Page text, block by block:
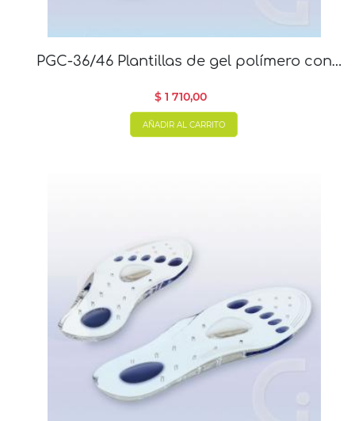
PGC-36/46 Plantillas de gel polímero con
$ 1 710,00
AÑADIR AL CARRITO